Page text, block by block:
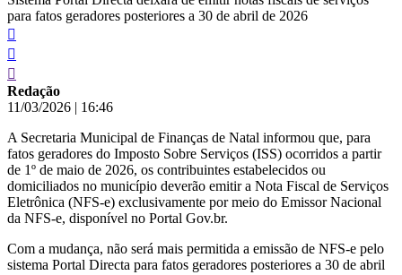
para fatos geradores posteriores a 30 de abril de 2026
Redação
11/03/2026 | 16:46
A Secretaria Municipal de Finanças de Natal informou que, para
fatos geradores do Imposto Sobre Serviços (ISS) ocorridos a partir
de 1º de maio de 2026, os contribuintes estabelecidos ou
domiciliados no município deverão emitir a Nota Fiscal de Serviços
Eletrônica (NFS-e) exclusivamente por meio do Emissor Nacional
da NFS-e, disponível no Portal Gov.br.
Com a mudança, não será mais permitida a emissão de NFS-e pelo
sistema Portal Directa para fatos geradores posteriores a 30 de abril